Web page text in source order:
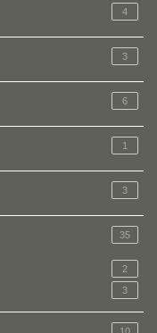
4
3
6
1
3
35
2
3